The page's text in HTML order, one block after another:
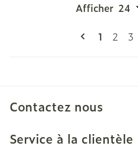
Vous
1 Page
2 3
Afficher
Contactez nous
Service à la clientèle